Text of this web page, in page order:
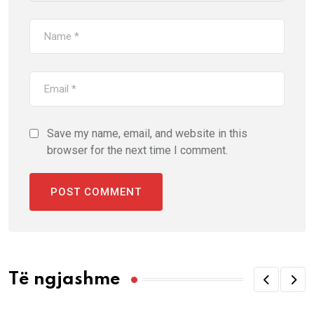
Save my name, email, and website in this
browser for the next time I comment.
Të ngjashme